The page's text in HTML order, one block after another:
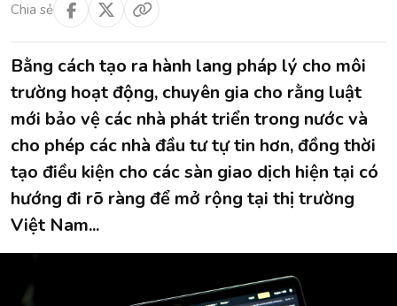
Chia sẻ
Bằng cách tạo ra hành lang pháp lý cho môi
trường hoạt động, chuyên gia cho rằng luật
mới bảo vệ các nhà phát triển trong nước và
cho phép các nhà đầu tư tự tin hơn, đồng thời
tạo điều kiện cho các sàn giao dịch hiện tại có
hướng đi rõ ràng để mở rộng tại thị trường
Việt Nam...